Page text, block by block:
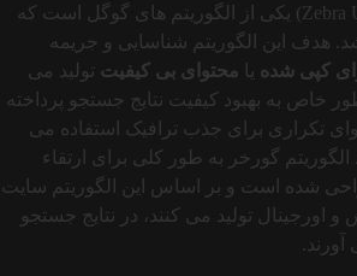
(Zebra Update) یکی از الگوریتم‌ های گوگل است که
معرفی شد. هدف این الگوریتم شناسایی و جریمه
کپی‌ شده یا محتوای بی‌ کیفیت تولید می‌
خاص به بهبود کیفیت نتایج جستجو پرداخته
تکراری برای جذب ترافیک استفاده می‌
گورخر به‌ طور کلی برای ارتقاء
شده است و بر اساس این الگوریتم سایت‌
اورجینال تولید می‌ کنند، در نتایج جستجو